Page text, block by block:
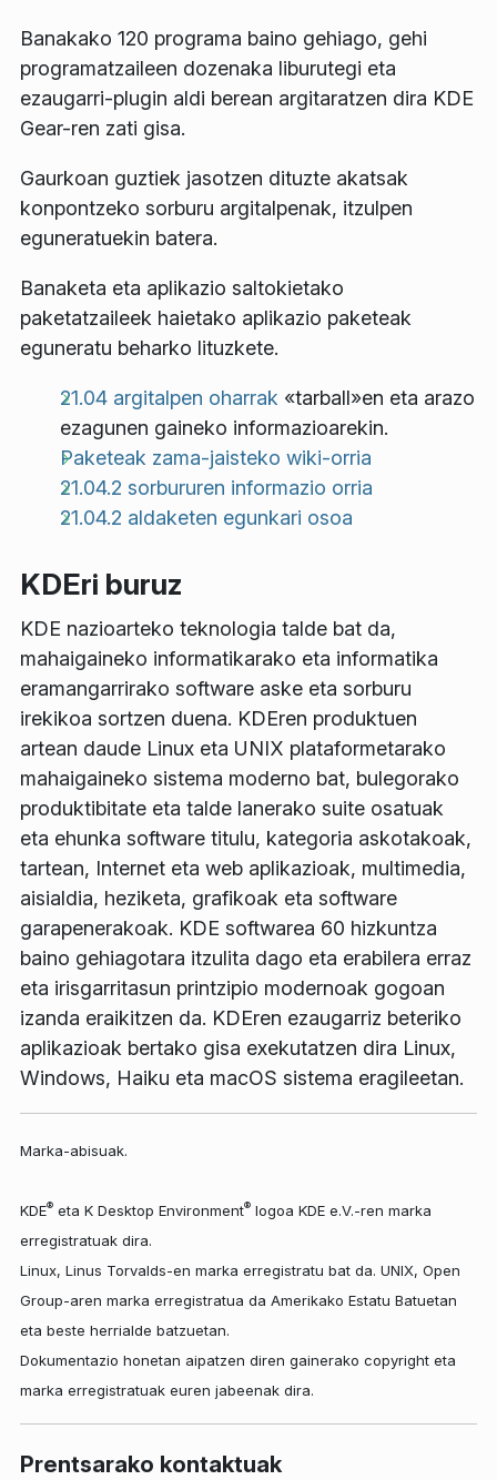
Banakako 120 programa baino gehiago, gehi
programatzaileen dozenaka liburutegi eta
ezaugarri-plugin aldi berean argitaratzen dira KDE
Gear-ren zati gisa.
Gaurkoan guztiek jasotzen dituzte akatsak
konpontzeko sorburu argitalpenak, itzulpen
eguneratuekin batera.
Banaketa eta aplikazio saltokietako
paketatzaileek haietako aplikazio paketeak
eguneratu beharko lituzkete.
21.04 argitalpen oharrak «tarball»en eta arazo
ezagunen gaineko informazioarekin.
Paketeak zama-jaisteko wiki-orria
21.04.2 sorbururen informazio orria
21.04.2 aldaketen egunkari osoa
KDEri buruz
KDE nazioarteko teknologia talde bat da,
mahaigaineko informatikarako eta informatika
eramangarrirako software aske eta sorburu
irekikoa sortzen duena. KDEren produktuen
artean daude Linux eta UNIX plataformetarako
mahaigaineko sistema moderno bat, bulegorako
produktibitate eta talde lanerako suite osatuak
eta ehunka software titulu, kategoria askotakoak,
tartean, Internet eta web aplikazioak, multimedia,
aisialdia, heziketa, grafikoak eta software
garapenerakoak. KDE softwarea 60 hizkuntza
baino gehiagotara itzulita dago eta erabilera erraz
eta irisgarritasun printzipio modernoak gogoan
izanda eraikitzen da. KDEren ezaugarriz beteriko
aplikazioak bertako gisa exekutatzen dira Linux,
Windows, Haiku eta macOS sistema eragileetan.
Marka-abisuak.
KDE® eta K Desktop Environment® logoa KDE e.V.-ren marka
erregistratuak dira.
Linux, Linus Torvalds-en marka erregistratu bat da. UNIX, Open
Group-aren marka erregistratua da Amerikako Estatu Batuetan
eta beste herrialde batzuetan.
Dokumentazio honetan aipatzen diren gainerako copyright eta
marka erregistratuak euren jabeenak dira.
Prentsarako kontaktuak